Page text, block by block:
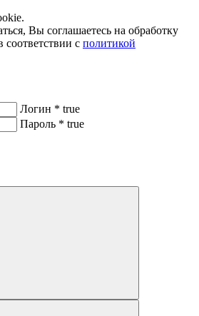
Вы соглашаетесь на обработку
с политикой
Логин * true
Пароль * true